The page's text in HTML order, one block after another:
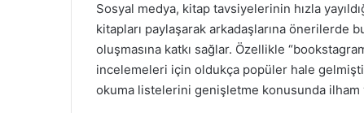
Sosyal medya, kitap tavsiyelerinin hızla
kitapları paylaşarak arkadaşlarına önerilerde
oluşmasına katkı sağlar. Özellikle
incelemeleri için oldukça popüler hale
okuma listelerini genişletme konusunda ilham